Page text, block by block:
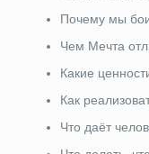
Почему мы
Чем Мечта
Какие
Как
Что даёт